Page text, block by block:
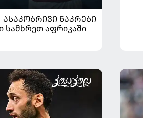
ᲐᲡᲐᲙᲝᲑᲠᲘᲕᲘ ᲜᲐᲙᲠᲔᲑᲘ
სამხრეთ აფრიკაში